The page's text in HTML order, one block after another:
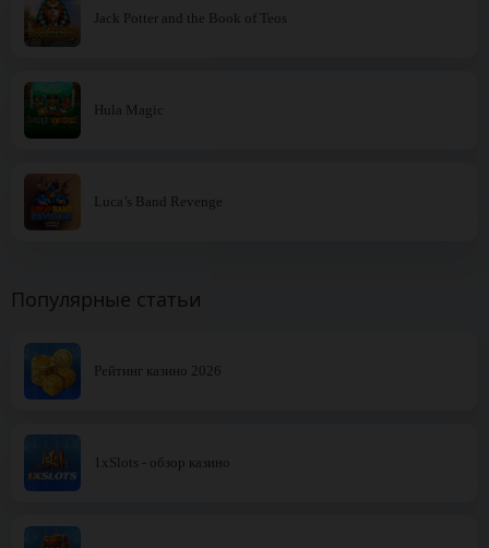
Jack Potter and the Book of Teos
Hula Magic
Luca’s Band Revenge
Популярные статьи
Рейтинг казино 2026
1xSlots - обзор казино